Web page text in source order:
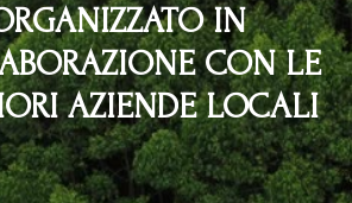
IN
CON LE
AZIENDE LOCALI